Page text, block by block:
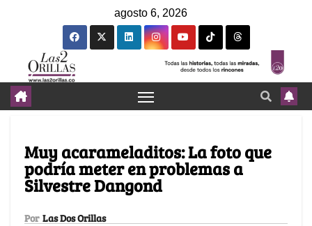
agosto 6, 2026
Muy acarameladitos: La foto que
podría meter en problemas a
Silvestre Dangond
Por Las Dos Orillas